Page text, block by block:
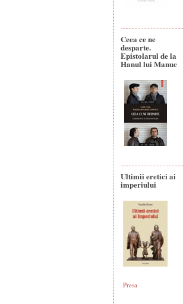
Ceea ce ne
desparte.
Epistolarul de la
Hanul lui Manuc
Ultimii eretici ai
imperiului
Presa